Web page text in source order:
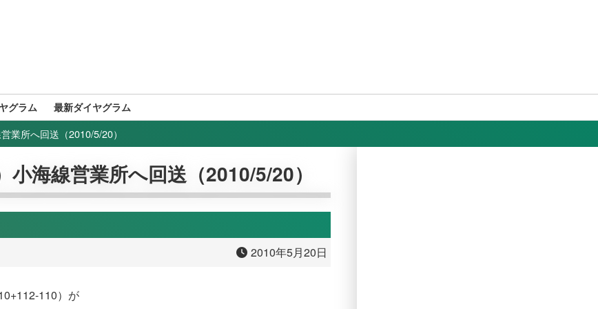
グラム 最新ダイヤグラム
業所へ回送（2010/5/20）
海線営業所へ回送（2010/5/20）
2010年5月20日
110）が